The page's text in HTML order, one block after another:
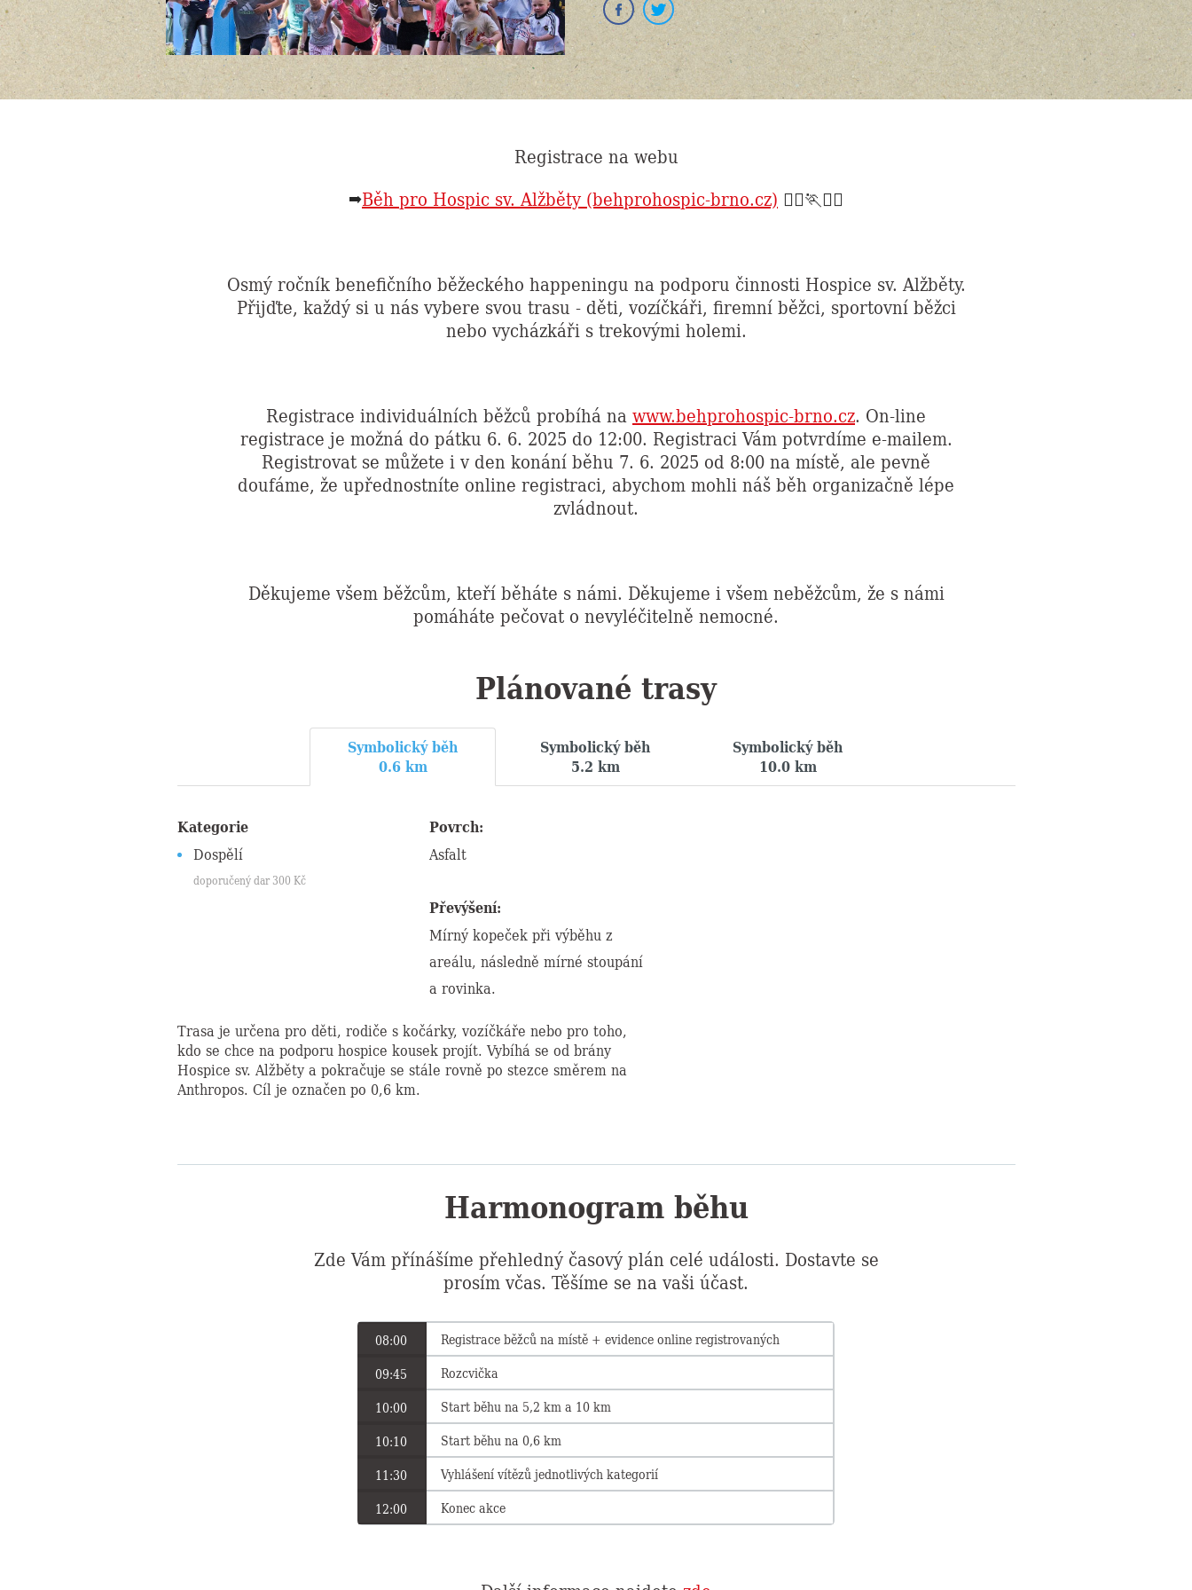
Registrace na webu
➡Běh pro Hospic sv. Alžběty (behprohospic-brno.cz) 🏃‍♂️🏃🏃‍♀️
Osmý ročník benefičního běžeckého happeningu na podporu činnosti Hospice sv. Alžběty.
Přijďte, každý si u nás vybere svou trasu - děti, vozíčkáři, firemní běžci, sportovní běžci
nebo vycházkáři s trekovými holemi.
Registrace individuálních běžců probíhá nawww.behprohospic-brno.cz. On-line
registrace je možná do pátku 6. 6. 2025 do 12:00. Registraci Vám potvrdíme e-mailem.
Registrovat se můžete i v den konání běhu 7. 6. 2025 od 8:00 na místě, ale pevně
doufáme, že upřednostníte online registraci, abychom mohli náš běh organizačně lépe
zvládnout.
Děkujeme všem běžcům, kteří běháte s námi. Děkujeme i všem neběžcům, že s námi
pomáháte pečovat o nevyléčitelně nemocné.
Plánované trasy
Symbolický běh
0.6 km
Symbolický běh
5.2 km
Symbolický běh
10.0 km
Kategorie
Dospělí
doporučený dar 300 Kč
Povrch:
Asfalt
Převýšení:
Mírný kopeček při výběhu z
areálu, následně mírné stoupání
a rovinka.
Trasa je určena pro děti, rodiče s kočárky, vozíčkáře nebo pro toho,
kdo se chce na podporu hospice kousek projít. Vybíhá se od brány
Hospice sv. Alžběty a pokračuje se stále rovně po stezce směrem na
Anthropos. Cíl je označen po 0,6 km.
Harmonogram běhu
Zde Vám přínášíme přehledný časový plán celé události. Dostavte se
prosím včas. Těšíme se na vaši účast.
08:00
Registrace běžců na místě + evidence online registrovaných
09:45
Rozcvička
10:00
Start běhu na 5,2 km a 10 km
10:10
Start běhu na 0,6 km
11:30
Vyhlášení vítězů jednotlivých kategorií
12:00
Konec akce